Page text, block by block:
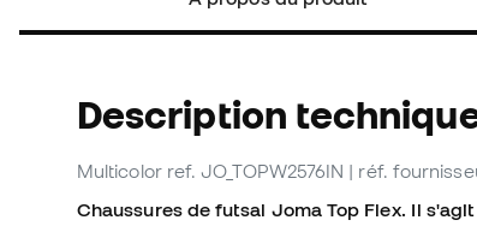
Description
Multicolor ref. JO_TOPW2576IN | réf.
Chaussures de futsal Joma Top Flex. Il